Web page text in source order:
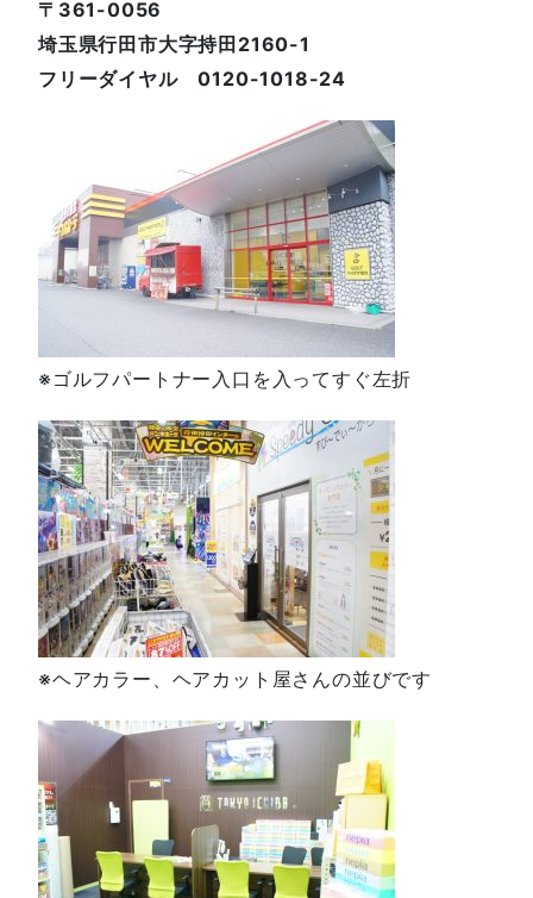
〒361-0056
埼玉県行田市大字持田2160-1
フリーダイヤル 0120-1018-24
※ゴルフパートナー入口を入ってすぐ左折
※ヘアカラー、ヘアカット屋さんの並びです